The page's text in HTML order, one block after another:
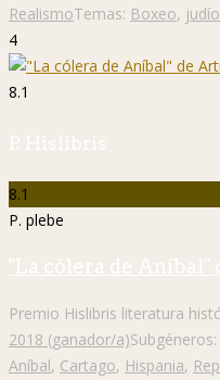
RealismoTemas: Boxeo, judío
4
8.1
P. Hislibris
8.1
P. plebe
"La cólera de
Premio Hislibris literatura
2018 (ganador/a)Subgéneros:
Aníbal, Cartago, Hispania,